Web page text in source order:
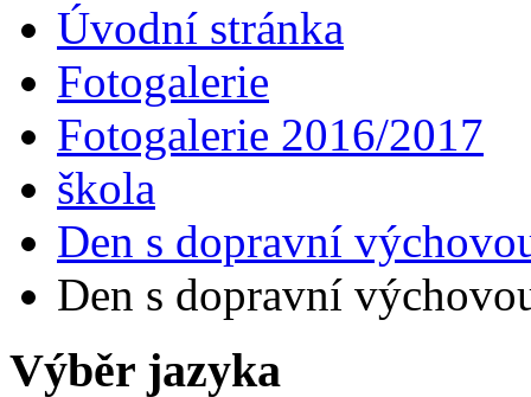
Úvodní stránka
Fotogalerie
Fotogalerie 2016/2017
škola
Den s dopravní
Den s dopravní
Výběr jazyka